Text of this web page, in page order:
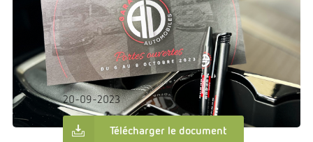
€0.00
Dans:Création graphique
Cugand Automobiles
20-09-2023
Télécharger le document